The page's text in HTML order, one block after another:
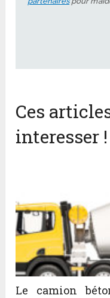
Ces
interesser !
Le camion